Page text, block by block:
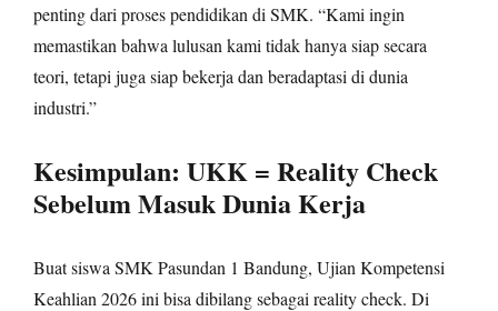
penting dari proses pendidikan di SMK. “Kami ingin
memastikan bahwa lulusan kami tidak hanya siap secara
teori, tetapi juga siap bekerja dan beradaptasi di dunia
industri.”
Kesimpulan: UKK = Reality Check
Sebelum Masuk Dunia Kerja
Buat siswa SMK Pasundan 1 Bandung, Ujian Kompetensi
Keahlian 2026 ini bisa dibilang sebagai reality check. Di